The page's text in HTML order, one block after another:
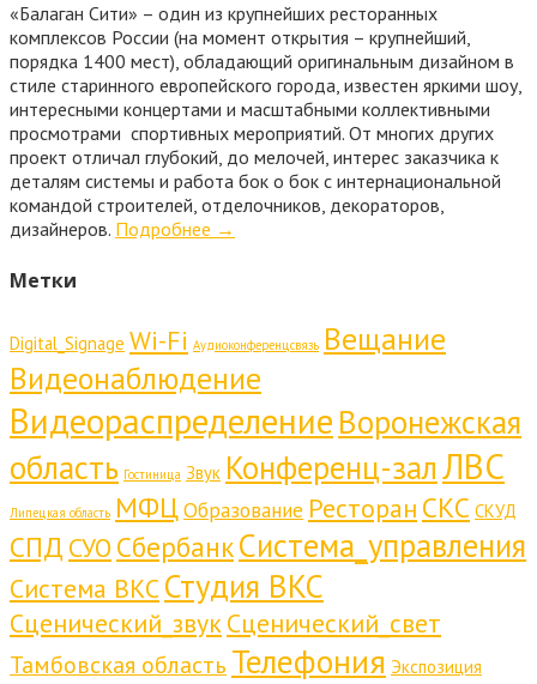
«Балаган Сити» – один из крупнейших ресторанных
комплексов России (на момент открытия – крупнейший,
порядка 1400 мест), обладающий оригинальным дизайном в
стиле старинного европейского города, известен яркими шоу,
интересными концертами и масштабными коллективными
просмотрами спортивных мероприятий. От многих других
проект отличал глубокий, до мелочей, интерес заказчика к
деталям системы и работа бок о бок с интернациональной
командой строителей, отделочников, декораторов,
дизайнеров. Подробнее →
Метки
Digital_Signage Wi-Fi Аудиоконференцсвязь Вещание
Видеонаблюдение
Видеораспределение Воронежская
область Гостиница Звук Конференц-залЛВС
Липецкая область МФЦОбразование Ресторан СКС СКУД
СПД СУО СбербанкСистема_управления
Система ВКС Студия ВКС
Сценический_звукСценический_свет
Тамбовская область Телефония Экспозиция